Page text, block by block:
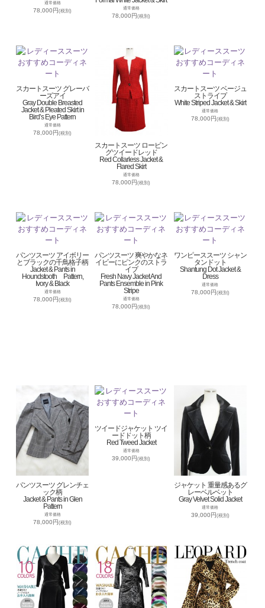
通常価格
78,000円(税別)
通常価格
78,000円(税別)
スカートスーツ グレーバ
ーズアイ
Gray Double Breasted
Jacket & Pleated Skirt in
Bird’s Eye Pattern
通常価格
78,000円(税別)
スカートスーツ ロービン
グツイードレッド
Red Collarless Jacket &
Flared Skirt
通常価格
78,000円(税別)
スカートスーツ ベージュ
ストライプ
White Striped Jacket & Skirt
通常価格
78,000円(税別)
パンツスーツ アイボリー
とブラックの千鳥格子柄
Jacket & Pants in
Houndstooth Pattern,
Ivory & Black
通常価格
78,000円(税別)
パンツスーツ 爽やかなネ
イビーにピンクのストラ
イプ
Fresh Navy Jacket And
Pants Ensemble in Pink
Stripe
通常価格
78,000円(税別)
ワンピーススーツ シャン
タンドット
Shantung Dot Jacket &
Dress
通常価格
78,000円(税別)
パンツスーツ グレンチェ
ック柄
Jacket & Pants in Glen
Pattern
通常価格
78,000円(税別)
ツイードジャケット ツイ
ードドット柄
Red Tweed Jacket
通常価格
39,000円(税別)
ジャケット 重量感あるグ
レーベルベット
Gray Velvet Solid Jacket
通常価格
39,000円(税別)